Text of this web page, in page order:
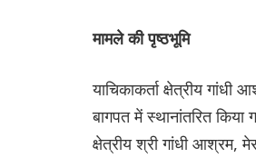
मामले की पृष्ठभूमि
याचिकाकर्ता क्षेत्रीय
बागपत में स्थानांतरित
क्षेत्रीय श्री गांधी